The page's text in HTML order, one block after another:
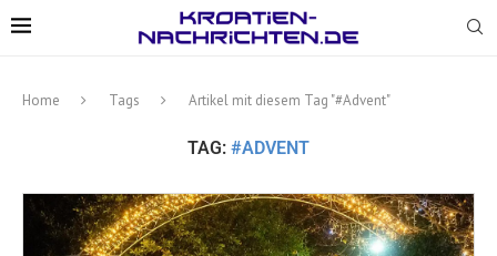
Home Tags Artikel mit diesem Tag "#Advent"
TAG: #ADVENT